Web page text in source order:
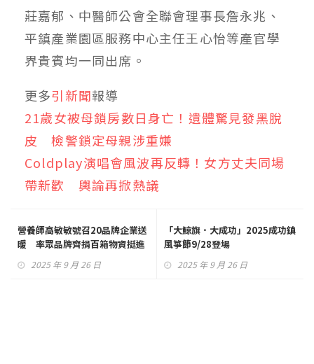
莊嘉郁、中醫師公會全聯會理事長詹永兆、
平鎮產業園區服務中心主任王心怡等產官學
界貴賓均一同出席。
更多引新聞報導
21歲女被母鎖房數日身亡！遺體驚見發黑脫
皮 檢警鎖定母親涉重嫌
Coldplay演唱會風波再反轉！女方丈夫同場
帶新歡 輿論再掀熱議
營養師高敏敏號召20品牌企業送
暖 率眾品牌齊捐百箱物資挺進
2025 年 9 月 26 日
「大鯨旗．大成功」2025成功鎮
風箏節9/28登場
2025 年 9 月 26 日